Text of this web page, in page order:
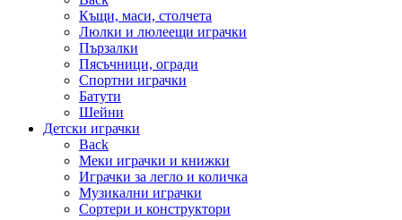
Къщи, маси, столчета
Люлки и люлеещи играчки
Пързалки
Пясъчници, огради
Спортни играчки
Батути
Шейни
Детски играчки
Back
Меки играчки и книжки
Играчки за легло и количка
Музикални играчки
Сортери и конструктори